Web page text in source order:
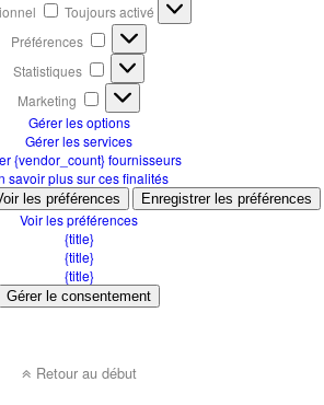
Toujours activé
Préférences
Préférences
Statistiques Statistiques
Marketing
Marketing
Gérer les options
Gérer les services
{vendor_count} fournisseurs
savoir plus sur ces finalités
les préférences Enregistrer les préférences
Voir les préférences
{title}
{title}
{title}
Gérer le consentement
Retour au début